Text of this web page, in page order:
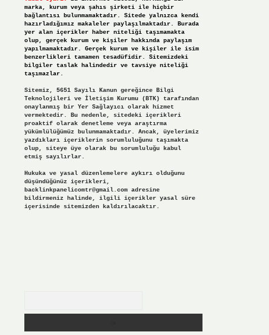
marka, kurum veya şahıs şirketi ile hiçbir
bağlantısı bulunmamaktadır. Sitede yalnızca kendi
hazırladığımız makaleler paylaşılmaktadır. Burada
yer alan içerikler haber niteliği taşımamakta
olup, gerçek kurum ve kişiler hakkında paylaşım
yapılmamaktadır. Gerçek kurum ve kişiler ile isim
benzerlikleri tamamen tesadüfidir. Sitemizdeki
bilgiler taslak halindedir ve tavsiye niteliği
taşımazlar.
Sitemiz, 5651 Sayılı Kanun gereğince Bilgi
Teknolojileri ve İletişim Kurumu (BTK) tarafından
onaylanmış bir Yer Sağlayıcı olarak hizmet
vermektedir. Bu nedenle, sitedeki içerikleri
proaktif olarak denetleme veya araştırma
yükümlülüğümüz bulunmamaktadır. Ancak, üyelerimiz
yazdıkları içeriklerin sorumluluğunu taşımakta
olup, siteye üye olarak bu sorumluluğu kabul
etmiş sayılırlar.
Hukuka ve yasal düzenlemelere aykırı olduğunu
düşündüğünüz içerikleri,
backlinkpanelicomtr@gmail.comadresine
bildirmeniz halinde, ilgili içerikler yasal süre
içerisinde sitemizden kaldırılacaktır.